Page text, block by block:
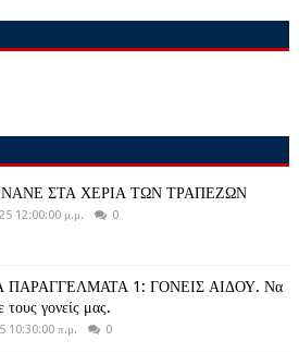
ΣΤΑ ΧΕΡΙΑ ΤΩΝ ΤΡΑΠΕΖΩΝ
12:00:00 μ.μ. 0
ΠΑΡΑΓΓΕΛΜΑΤΑ 1: ΓΟΝΕΙΣ ΑΙΔΟΥ. Να
τους γονείς μας.
10:30:00 π.μ. 0